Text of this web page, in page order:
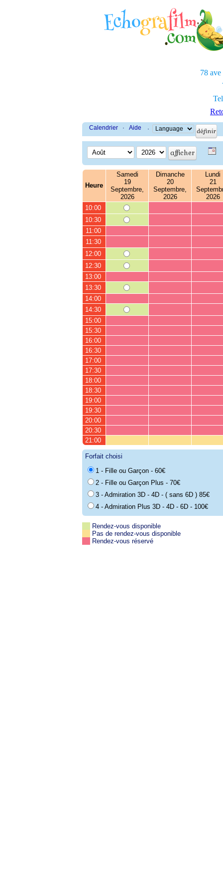
78 ave
Calendrier · Aide ·
Heure
Samedi
19
Septembre,
2026
Dimanche
20
Septembre,
2026
Lundi
21
2026
10:00
10:30
11:00
11:30
12:00
12:30
13:00
13:30
14:00
14:30
15:00
15:30
16:00
16:30
17:00
17:30
18:00
18:30
19:00
19:30
20:00
20:30
21:00
Forfait choisi
1 - Fille ou Garçon - 60€
2 - Fille ou Garçon Plus - 70€
3 - Admiration 3D - 4D - ( sans 6D ) 85€
4 - Admiration Plus 3D - 4D - 6D - 100€
Rendez-vous disponible
Pas de rendez-vous disponible
Rendez-vous réservé